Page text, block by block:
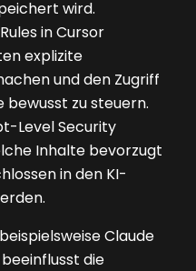
wird.
in Cursor
explizite
und den Zugriff
bewusst zu steuern.
Level Security
Inhalte bevorzugt
in den KI-
Claude
die